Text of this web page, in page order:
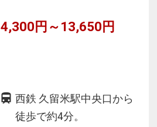
4,300円～13,650円
西鉄 久留米駅中央口から
徒歩で約4分。